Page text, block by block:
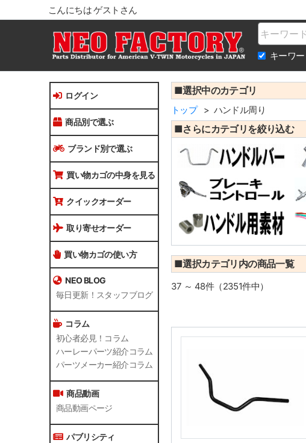
こんにちは ゲストさん
Name
キーワ
ログイン
商品別で選ぶ
ブランド別で選ぶ
買い物カゴの中身を見る
クイックオーダー
取り寄せオーダー
買い物カゴの使い方
NEO BLOG
毎日更新！スタッフブログ
コラム
初心者必見！コラム
ハーレーパーツ紹介コラム
パーツメーカー紹介コラム
商品動画
商品動画ページ
パブリシティ
■選択中のカテゴリ
トップ ハンドル周り
■さらにカテゴリを絞り込む
■選択カテゴリ内の商品一覧
37 ～ 48件（2351件中）